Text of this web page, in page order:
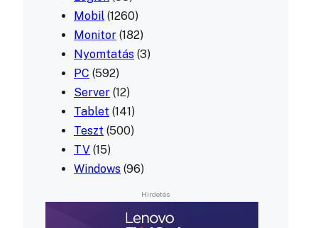
Mobil (1260)
Monitor (182)
Nyomtatás (3)
PC (592)
Server (12)
Tablet (141)
Teszt (500)
TV (15)
Windows (96)